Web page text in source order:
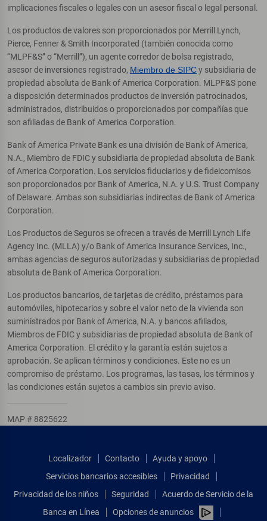
implicaciones fiscales o legales con un asesor fiscal o legal personal.
Los productos de valores son proporcionados por Merrill Lynch,
Pierce, Fenner & Smith Incorporated (también conocida como
“MLPF&S” o “Merrill”), un agente corredor de bolsa registrado,
asesor de inversiones registrado, Miembro de SIPCy subsidiaria de
propiedad absoluta de Bank of America Corporation. MLPF&S pone
a disposición determinados productos de inversión patrocinados,
administrados, distribuidos o proporcionados por compañías que
son afiliadas de Bank of America Corporation.
Bank of America Private Bank es una división de Bank of America,
N.A., Miembro de FDIC y subsidiaria de propiedad absoluta de Bank
of America Corporation. Los servicios fiduciarios y de fideicomisos
son proporcionados por Bank of America, N.A. y U.S. Trust Company
of Delaware. Ambas son subsidiarias indirectas de Bank of America
Corporation.
Los Productos de Seguros se ofrecen a través de Merrill Lynch Life
Agency Inc. (MLLA) y/o Bank of America Insurance Services, Inc.,
ambas agencias de seguros autorizadas y subsidiarias de propiedad
absoluta de Bank of America Corporation.
Los productos bancarios, de tarjetas de crédito, préstamos para
automóviles, hipotecarios y sobre el valor neto de la vivienda son
suministrados por Bank of America, N.A. y bancos afiliados,
Miembros de FDIC y subsidiarias de propiedad absoluta de Bank of
America Corporation. El crédito y la garantía están sujetos a
aprobación. Se aplican términos y condiciones. Este no es un
compromiso de préstamo. Los programas, las tasas, los términos y
las condiciones están sujetos a cambios sin previo aviso.
MAP # 8825622
Localizador Contacto
Ayuda y apoyo
Servicios bancarios accesibles
Privacidad
Privacidad de los niños
Seguridad
Acuerdo de Servicio de la
Banca en Línea
Opciones de anuncios